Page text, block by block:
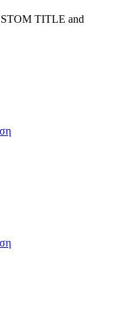
TITLE and